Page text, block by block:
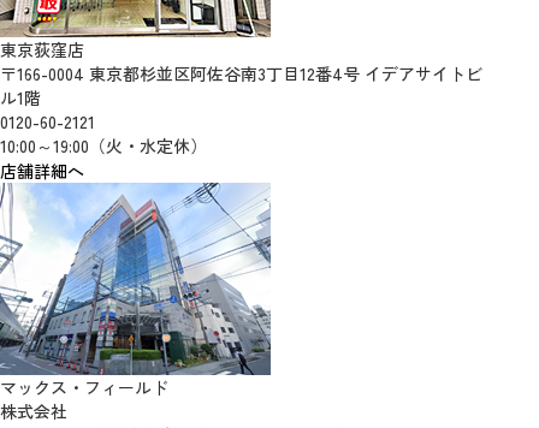
東京荻窪店
〒166-0004 東京都杉並区阿佐谷南3丁目12番4号 イデアサイトビ
ル1階
0120-60-2121
10:00～19:00（火・水定休）
店舗詳細へ
マックス・フィールド
株式会社